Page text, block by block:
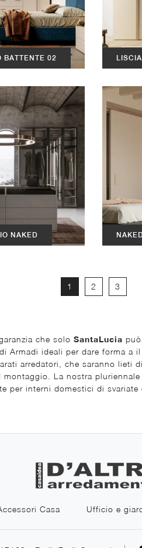
BATTENTE 02
NAKED
1 2 3
che solo SantaLucia
Armadi ideali per dare forma
arredatori, che saranno
La nostra
per interni domestici di svariate
Casa Ufficio e